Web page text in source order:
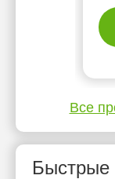
Все
Быстрые